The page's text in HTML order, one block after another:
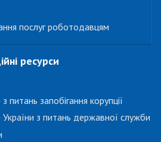
послуг роботодавцям
ресурси
питань запобігання корупції
України з питань державної служби